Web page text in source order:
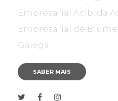
Empresarial Acib, da
Empresarial de
Galega.
SABER MAIS